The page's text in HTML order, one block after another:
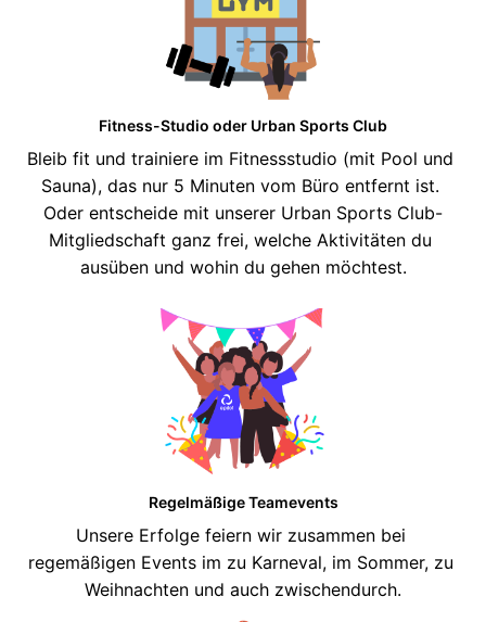
Fitness-Studio oder Urban Sports Club
Bleib fit und trainiere im Fitnessstudio (mit Pool und
Sauna), das nur 5 Minuten vom Büro entfernt ist.
Oder entscheide mit unserer Urban Sports Club-
Mitgliedschaft ganz frei, welche Aktivitäten du
Regelmäßige Teamevents
Unsere Erfolge feiern wir zusammen bei
regemäßigen Events im zu Karneval, im Sommer, zu
Weihnachten und auch zwischendurch.